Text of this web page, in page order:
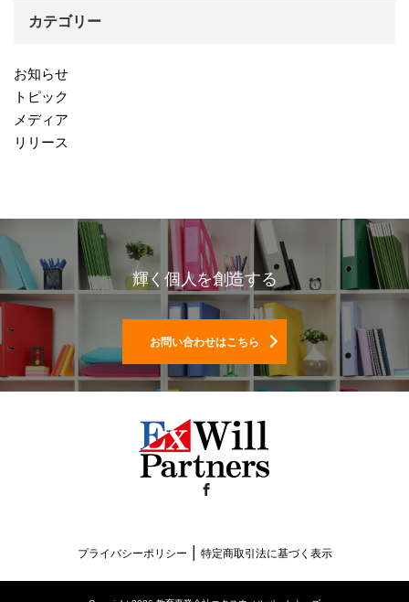
カテゴリー
お知らせ
トピック
メディア
リリース
輝く個人を創造する
お問い合わせはこちら
プライバシーポリシー | 特定商取引法に基づく表示